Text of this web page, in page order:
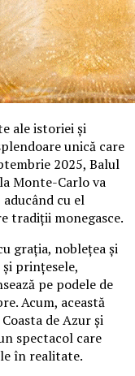
ale istoriei și
unică care
2025, Balul
Monte-Carlo va
cu el
tradiții monegasce.
grația, noblețea și
prințesele,
pe podele de
Acum, această
de Azur și
spectacol care
în realitate.